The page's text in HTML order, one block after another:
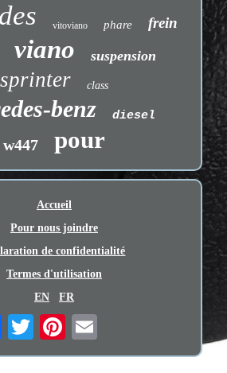
vitoviano phare frein
viano suspension
sprinter class
benz diesel
w447 pour
Accueil
Pour nous joindre
de confidentialité
Termes d'utilisation
EN
FR